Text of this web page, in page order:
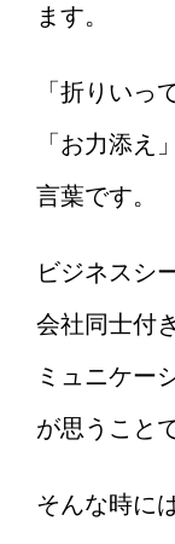
ます。
「折りいっ
「お力添え
言葉です。
ビジネスシ
会社同士付
ミュニケー
が思うこと
そんな時に